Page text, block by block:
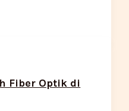
Fiber Optik di